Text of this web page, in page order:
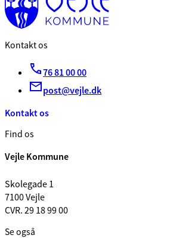
Kontakt os
76 81 00 00
post@vejle.dk
Kontakt os
Find os
Vejle Kommune
Skolegade 1
7100 Vejle
CVR. 29 18 99 00
Se også